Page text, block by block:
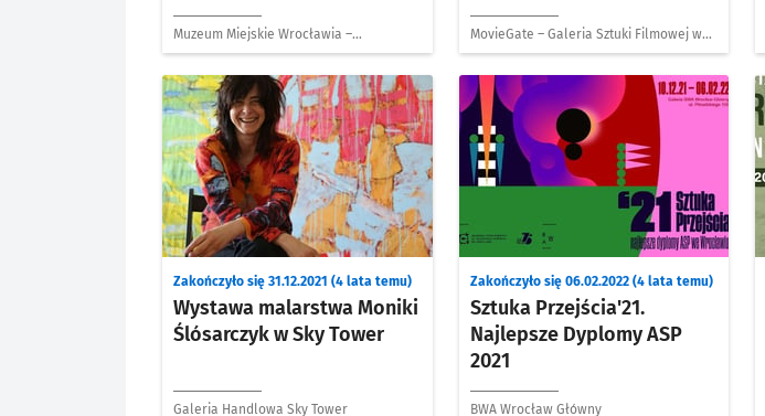
Muzeum Miejskie Wrocławia –
Historyczne
MovieGate – Galeria Sztuki Filmowej we
Wrocławiu
Wystawa malarstwa Moniki
Ślósarczyk w Sky Tower
Zakończyło się 31.12.2021 (4 lata temu)
Galeria Handlowa Sky Tower
Sztuka Przejścia'21.
Najlepsze Dyplomy ASP
2021
Zakończyło się 06.02.2022 (4 lata temu)
BWA Wrocław Główny